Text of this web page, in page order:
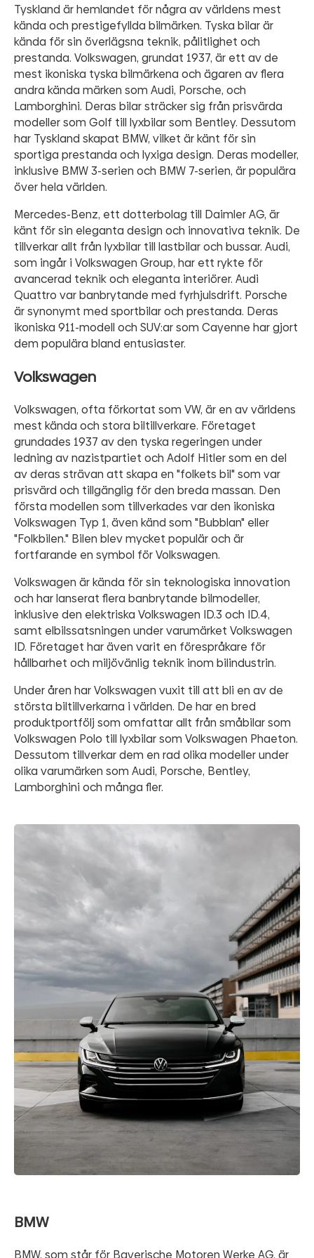
Tyskland är hemlandet för några av världens mest
kända och prestigefyllda bilmärken. Tyska bilar är
kända för sin överlägsna teknik, pålitlighet och
prestanda. Volkswagen, grundat 1937, är ett av de
mest ikoniska tyska bilmärkena och ägaren av flera
andra kända märken som Audi, Porsche, och
Lamborghini. Deras bilar sträcker sig från prisvärda
modeller som Golf till lyxbilar som Bentley. Dessutom
har Tyskland skapat BMW, vilket är känt för sin
sportiga prestanda och lyxiga design. Deras modeller,
inklusive BMW 3-serien och BMW 7-serien, är populära
över hela världen.
Mercedes-Benz, ett dotterbolag till Daimler AG, är
känt för sin eleganta design och innovativa teknik. De
tillverkar allt från lyxbilar till lastbilar och bussar. Audi,
som ingår i Volkswagen Group, har ett rykte för
avancerad teknik och eleganta interiörer. Audi
Quattro var banbrytande med fyrhjulsdrift. Porsche
är synonymt med sportbilar och prestanda. Deras
ikoniska 911-modell och SUV:ar som Cayenne har gjort
dem populära bland entusiaster.
Volkswagen
Volkswagen, ofta förkortat som VW, är en av världens
mest kända och stora biltillverkare. Företaget
grundades 1937 av den tyska regeringen under
ledning av nazistpartiet och Adolf Hitler som en del
av deras strävan att skapa en "folkets bil" som var
prisvärd och tillgänglig för den breda massan. Den
första modellen som tillverkades var den ikoniska
Volkswagen Typ 1, även känd som "Bubblan" eller
"Folkbilen." Bilen blev mycket populär och är
fortfarande en symbol för Volkswagen.
Volkswagen är kända för sin teknologiska innovation
och har lanserat flera banbrytande bilmodeller,
inklusive den elektriska Volkswagen ID.3 och ID.4,
samt elbilssatsningen under varumärket Volkswagen
ID. Företaget har även varit en förespråkare för
hållbarhet och miljövänlig teknik inom bilindustrin.
Under åren har Volkswagen vuxit till att bli en av de
största biltillverkarna i världen. De har en bred
produktportfölj som omfattar allt från småbilar som
Volkswagen Polo till lyxbilar som Volkswagen Phaeton.
Dessutom tillverkar dem en rad olika modeller under
olika varumärken som Audi, Porsche, Bentley,
Lamborghini och många fler.
BMW